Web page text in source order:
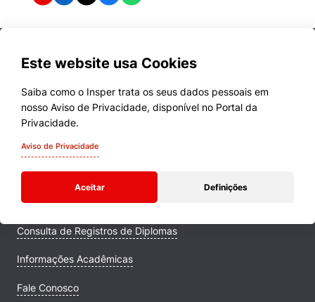
Este website usa Cookies
Saiba como o Insper trata os seus dados pessoais em
nosso Aviso de Privacidade, disponível no Portal da
Privacidade.
Aviso de Privacidade
Aceitar Definições
Cursos
Quem Somos
Comunidade Transforme
Campus
Consulta de Registros de Diplomas
Informações Acadêmicas
Fale Conosco